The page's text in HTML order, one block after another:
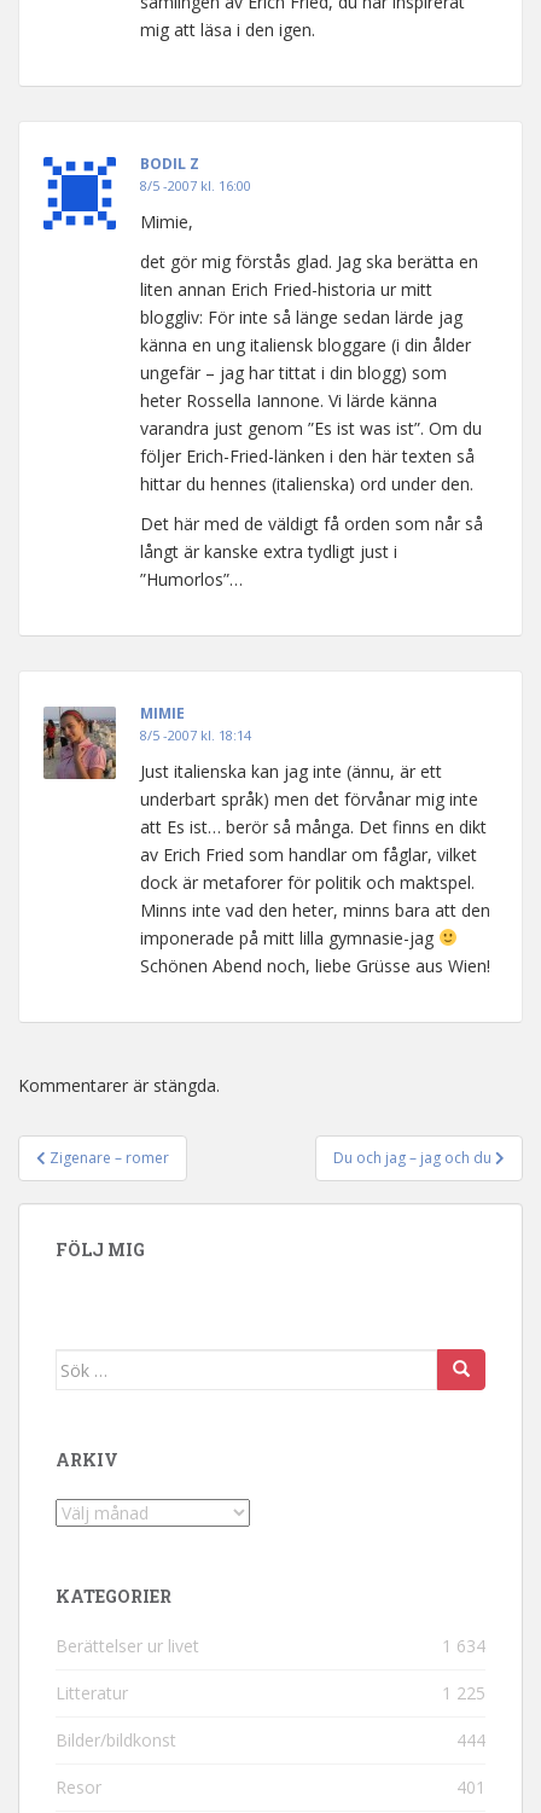
mig att läsa i den igen.
BODIL Z
8/5 -2007 kl. 16:00
Mimie,
det gör mig förstås glad. Jag ska berätta en
liten annan Erich Fried-historia ur mitt
bloggliv: För inte så länge sedan lärde jag
känna en ung italiensk bloggare (i din ålder
ungefär – jag har tittat i din blogg) som
heter Rossella Iannone. Vi lärde känna
varandra just genom ”Es ist was ist”. Om du
följer Erich-Fried-länken i den här texten så
hittar du hennes (italienska) ord under den.
Det här med de väldigt få orden som når så
långt är kanske extra tydligt just i
”Humorlos”…
MIMIE
8/5 -2007 kl. 18:14
Just italienska kan jag inte (ännu, är ett
underbart språk) men det förvånar mig inte
att Es ist… berör så många. Det finns en dikt
av Erich Fried som handlar om fåglar, vilket
dock är metaforer för politik och maktspel.
Minns inte vad den heter, minns bara att den
imponerade på mitt lilla gymnasie-jag
Schönen Abend noch, liebe Grüsse aus Wien!
Kommentarer är stängda.
Inläggsnavigering
Zigenare – romer Du och jag – jag och du
FÖLJ MIG
Sök efter:
ARKIV
Arkiv
KATEGORIER
Berättelser ur livet 1 634
Litteratur 1 225
Bilder/bildkonst 444
Resor 401